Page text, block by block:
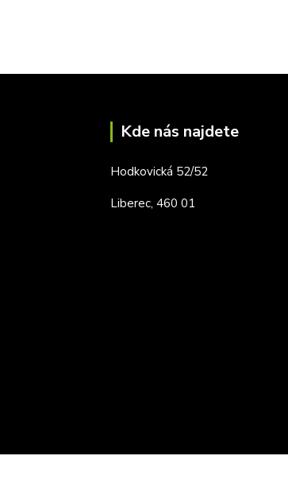
Kde nás najdete
Hodkovická 52/52
Liberec, 460 01